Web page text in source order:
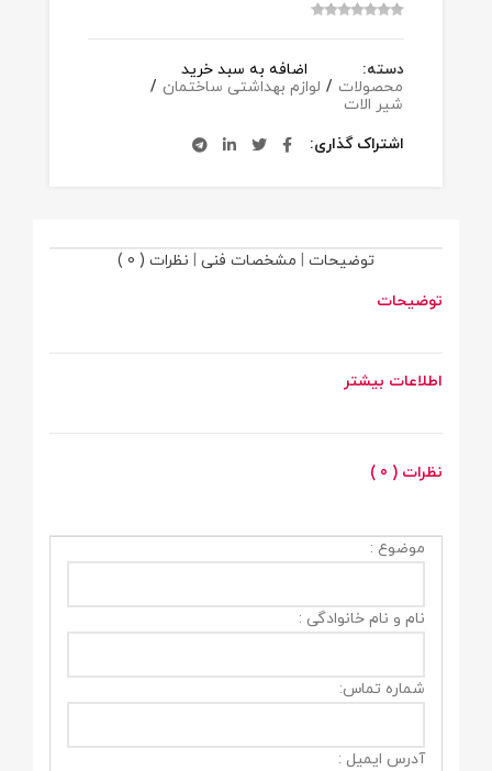
اضافه به سبد خرید
دسته:
محصولات / لوازم بهداشتی ساختمان /
شیر الات
اشتراک گذاری
توضیحات | مشخصات فنی | نظرات ( 0 )
توضیحات
اطلاعات بیشتر
نظرات ( 0 )
موضوع :
نام و نام خانوادگی :
شماره تماس:
آدرس ایمیل :